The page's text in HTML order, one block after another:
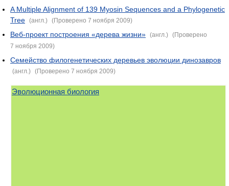
A Multiple Alignment of 139 Myosin Sequences and a Phylogenetic
Tree (англ.) (Проверено 7 ноября 2009)
Веб-проект построения «дерева жизни» (англ.) (Проверено
7 ноября 2009)
Семейство филогенетических деревьев эволюции динозавров
(англ.) (Проверено 7 ноября 2009)
Эволюционная биология